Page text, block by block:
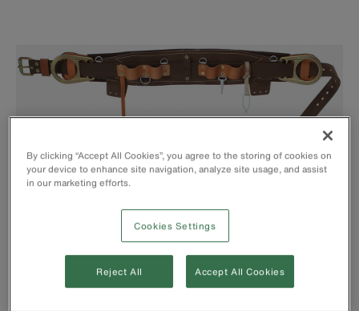
Suporte acolchoado para cinto Kord® Klein com duas abas
By clicking “Accept All Cookies”, you agree to the storing of cookies on
your device to enhance site navigation, analyze site usage, and assist
in our marketing efforts.
Cookies Settings
Reject All Accept All Cookies